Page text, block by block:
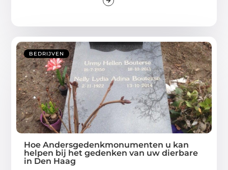
BEDRIJVEN
Hoe Andersgedenkmonumenten u kan
helpen bij het gedenken van uw dierbare
in Den Haag